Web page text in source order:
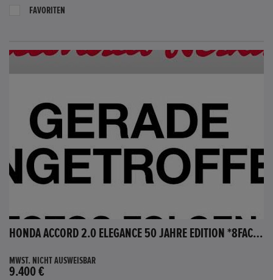
FAVORITEN
HONDA ACCORD 2.0 ELEGANCE 50 JAHRE EDITION *8FACH BEREIFT*
MWST. NICHT AUSWEISBAR
9.400 €